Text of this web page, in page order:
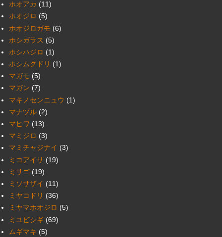
ホオアカ (11)
ホオジロ (5)
ホオジロガモ (6)
ホシガラス (5)
ホシハジロ (1)
ホシムクドリ (1)
マガモ (5)
マガン (7)
マキノセンニュウ (1)
マナヅル (2)
マヒワ (13)
マミジロ (3)
マミチャジナイ (3)
ミコアイサ (19)
ミサゴ (19)
ミソサザイ (11)
ミヤコドリ (36)
ミヤマホオジロ (5)
ミユビシギ (69)
ムギマキ (5)